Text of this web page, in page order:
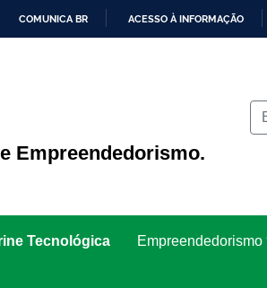
COMUNICA BR ACESSO À INFORMAÇÃO
Empreendedorismo.
Tecnológica Empreendedorismo